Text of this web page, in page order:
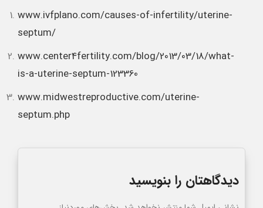
www.ivfplano.com/causes-of-infertility/uterine-
septum/
www.center4fertility.com/blog/2013/03/18/what-
is-a-uterine-septum-123360
www.midwestreproductive.com/uterine-
septum.php
دیدگاهتان را بنویسید